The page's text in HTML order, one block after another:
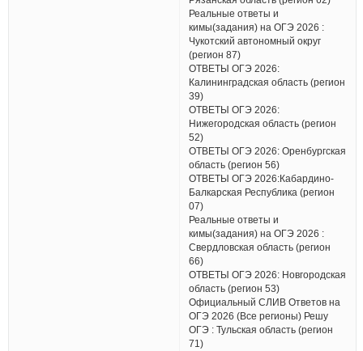
Реальные ответы и
кимы(задания) на ОГЭ 2026 :
Чукотский автономный округ
(регион 87)
ОТВЕТЫ ОГЭ 2026:
Калининградская область (регион
39)
ОТВЕТЫ ОГЭ 2026:
Нижегородская область (регион
52)
ОТВЕТЫ ОГЭ 2026: Оренбургская
область (регион 56)
ОТВЕТЫ ОГЭ 2026:Кабардино-
Балкарская Республика (регион
07)
Реальные ответы и
кимы(задания) на ОГЭ 2026 :
Свердловская область (регион
66)
ОТВЕТЫ ОГЭ 2026: Новгородская
область (регион 53)
Официальный СЛИВ Ответов на
ОГЭ 2026 (Все регионы) Решу
ОГЭ : Тульская область (регион
71)